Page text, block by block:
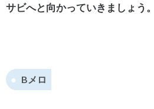
サビへと向かっていきましょう。
Bメロ